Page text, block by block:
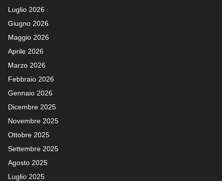
Luglio 2026
Giugno 2026
Maggio 2026
Aprile 2026
Marzo 2026
Febbraio 2026
Gennaio 2026
Dicembre 2025
Novembre 2025
Ottobre 2025
Settembre 2025
Agosto 2025
Luglio 2025